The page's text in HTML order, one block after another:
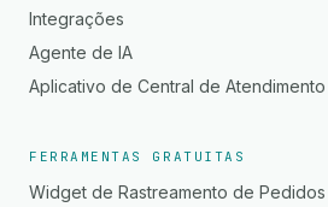
Integrações
Agente de IA
Aplicativo de Central de Atendimento
FERRAMENTAS GRATUITAS
Widget de Rastreamento de Pedidos